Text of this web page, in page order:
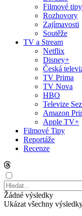
Filmové tipy
Rozhovory
Zajímavosti
Soutěže
TV a Stream
Netflix
Disney+
Česká
TV Prima
TV Nova
HBO
Televize
Amazon
Apple TV+
Filmové Tipy
Reportáže
Recenze
Žádné výsledky
Ukázat všechny